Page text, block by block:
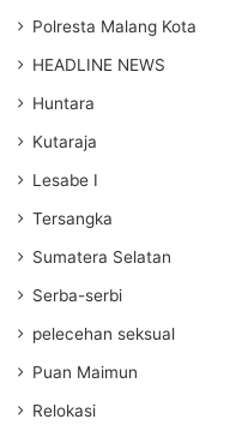
Polresta Malang Kota
HEADLINE NEWS
Huntara
Kutaraja
Lesabe I
Tersangka
Sumatera Selatan
Serba-serbi
pelecehan seksual
Puan Maimun
Relokasi